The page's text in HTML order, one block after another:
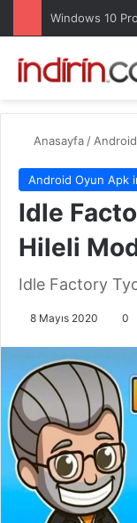
Windows 10
Anasayfa /
Android Oyun Apk
Idle
Hileli
Idle Factory
8 Mayıs 2020 0